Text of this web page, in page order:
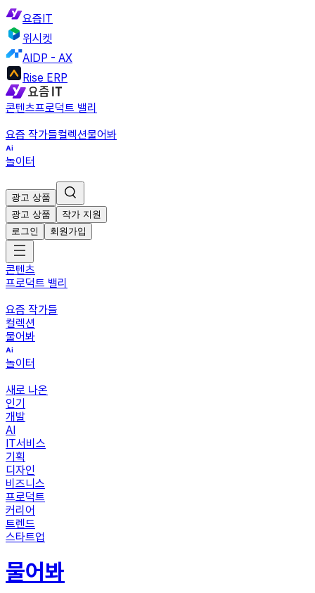
요즘IT
위시켓
AIDP - AX
Rise ERP
콘텐츠프로덕트 밸리
요즘 작가들컬렉션물어봐
놀이터
광고 상품
광고 상품
작가 지원
로그인
회원가입
콘텐츠
프로덕트 밸리
요즘 작가들
컬렉션
물어봐
놀이터
새로 나온
인기
개발
AI
IT서비스
기획
디자인
비즈니스
프로덕트
커리어
트렌드
스타트업
물어봐